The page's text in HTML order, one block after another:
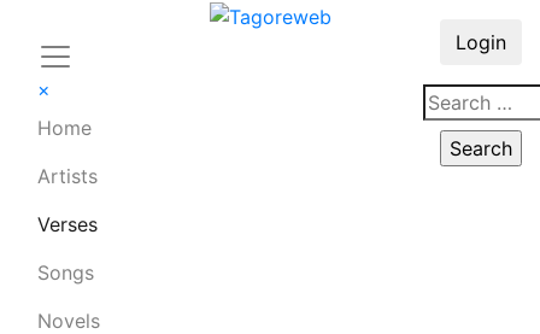
×
Home
Artists
Verses
Songs
Novels
Login